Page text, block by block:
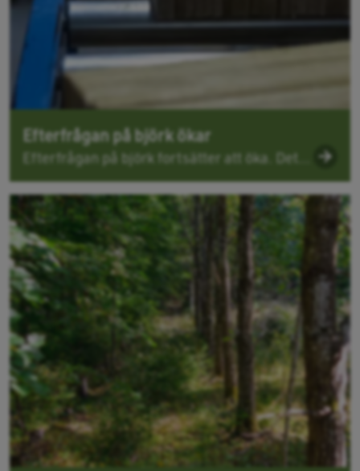
Efterfrågan på björk ökar
Efterfrågan på björk fortsätter att öka. Det...